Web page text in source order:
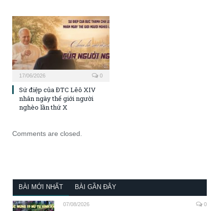
17/06/2026 0
Sứ điệp của ĐTC Lêô XIV
nhân ngày thế giới người
nghèo lần thứ X
Comments are closed.
BÀI MỚI NHẤT BÀI GẦN ĐÂY
07/08/2026 0